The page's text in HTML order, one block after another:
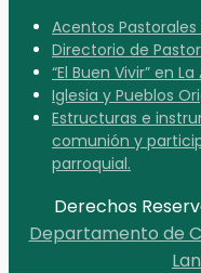
Acentos Pastorales
Directorio de
“El Buen Vivir” en
Iglesia y Pueblos
Estructuras e
comunión y
parroquial.
Derechos
Departamento de